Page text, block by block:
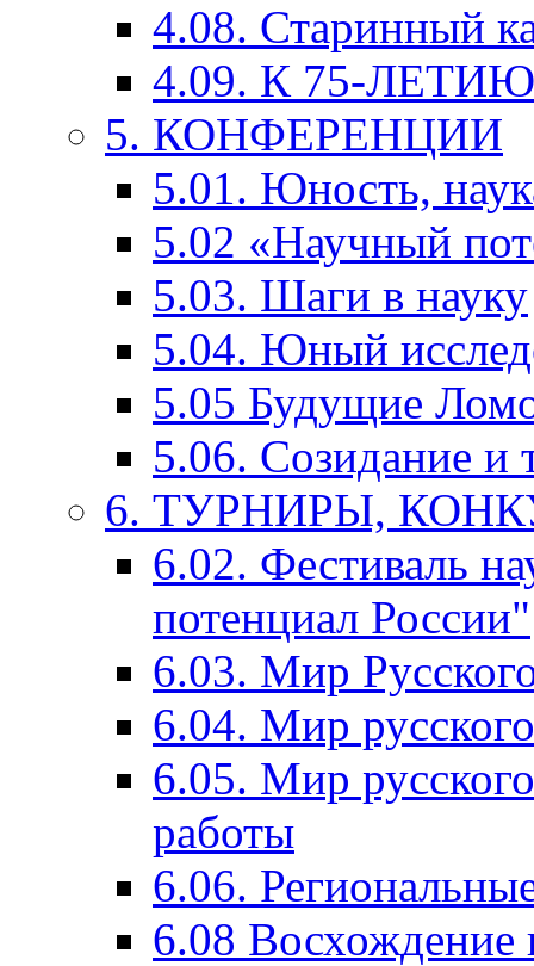
4.08. Старинный
4.09. К 75-
5. КОНФЕРЕНЦИИ
5.01. Юность,
5.02 «Научный
5.03. Шаги в науку
5.04. Юный
5.05 Будущие
5.06. Созидание и
6. ТУРНИРЫ,
6.02. Фестиваль
потенциал России"
6.03. Мир
6.04. Мир
6.05. Мир
работы
6.06.
6.08 Восхождение